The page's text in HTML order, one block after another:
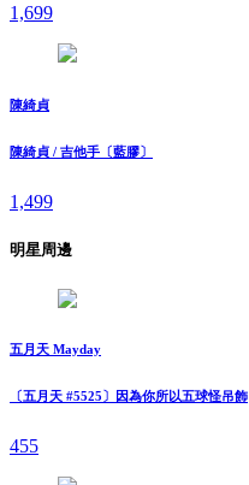
1,699
陳綺貞
陳綺貞 / 吉他手〔藍膠〕
1,499
明星周邊
五月天 Mayday
〔五月天 #5525〕因為你所以五球怪吊飾
455